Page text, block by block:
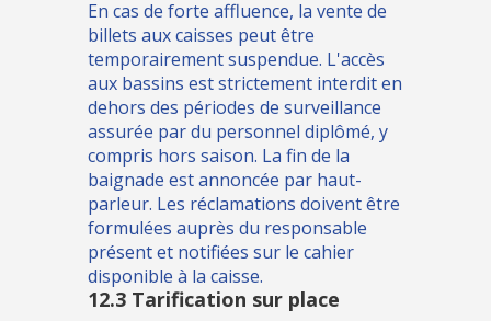
En cas de forte affluence, la vente de
billets aux caisses peut être
temporairement suspendue. L'accès
aux bassins est strictement interdit en
dehors des périodes de surveillance
assurée par du personnel diplômé, y
compris hors saison. La fin de la
baignade est annoncée par haut-
parleur. Les réclamations doivent être
formulées auprès du responsable
présent et notifiées sur le cahier
disponible à la caisse.
12.3 Tarification sur place